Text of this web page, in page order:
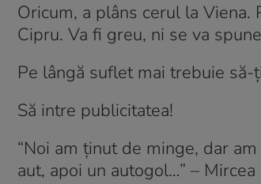
Oricum, a plâns cerul la
Cipru. Va fi greu, ni se va
Pe lângă suflet mai trebuie să-
Să intre publicitatea!
“Noi am ținut de minge, dar
aut, apoi un autogol…” – Mircea